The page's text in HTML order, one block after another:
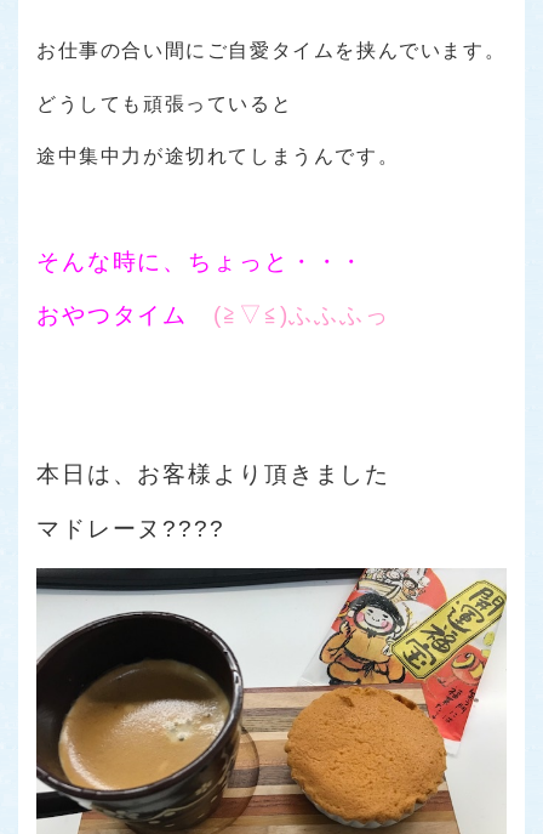
お仕事の合い間にご自愛タイムを挟んでいます。
どうしても頑張っていると
途中集中力が途切れてしまうんです。
そんな時に、ちょっと・・・
おやつタイム (≧▽≦)ふふふっ
本日は、お客様より頂きました
マドレーヌ????